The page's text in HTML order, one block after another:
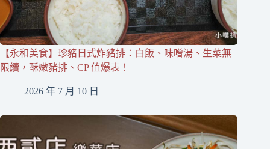
【永和美食】珍豬日式炸豬排：白飯、味噌湯、生菜無
限續，酥嫩豬排、CP 值爆表！
2026 年 7 月 10 日